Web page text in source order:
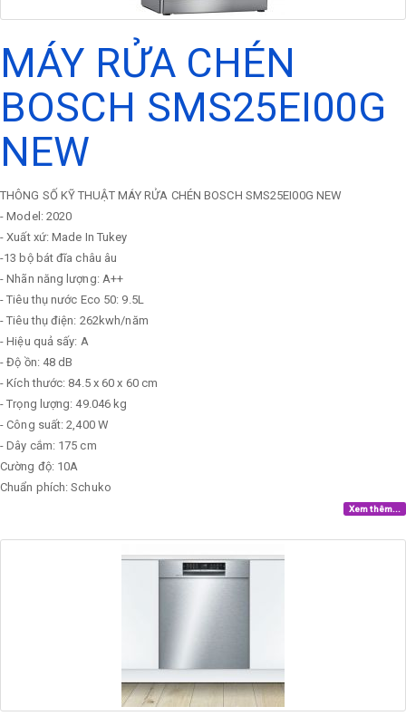
MÁY RỬA CHÉN
BOSCH SMS25EI00G
NEW
THÔNG SỐ KỸ THUẬT MÁY RỬA CHÉN BOSCH SMS25EI00G NEW
- Model: 2020
- Xuất xứ: Made In Tukey
-13 bộ bát đĩa châu âu
- Nhãn năng lượng: A++
- Tiêu thụ nước Eco 50: 9.5L
- Tiêu thụ điện: 262kwh/năm
- Hiệu quả sấy: A
- Độ ồn: 48 dB
- Kích thước: 84.5 x 60 x 60 cm
- Trọng lượng: 49.046 kg
- Công suất: 2,400 W
- Dây cắm: 175 cm
Cường độ: 10A
Chuẩn phích: Schuko
Xem thêm...